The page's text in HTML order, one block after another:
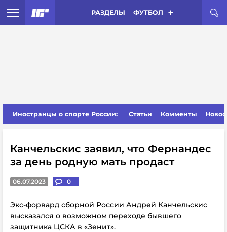
РАЗДЕЛЫ ФУТБОЛ
Иностранцы о спорте России: Статьи Комменты
Канчельскис заявил, что Фернандес
за день родную мать продаст
06.07.2023 0
Экс-форвард сборной России Андрей Канчельскис
высказался о возможном переходе бывшего
защитника ЦСКА в «Зенит».